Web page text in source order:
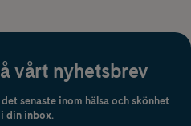
vårt nyhetsbrev
senaste inom hälsa och skönhet
din inbox.